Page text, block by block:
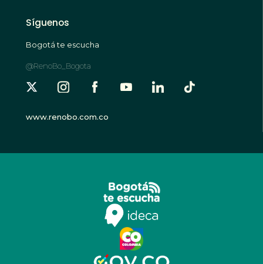
Síguenos
Bogotá te escucha
@RenoBo_Bogota
www.renobo.com.co